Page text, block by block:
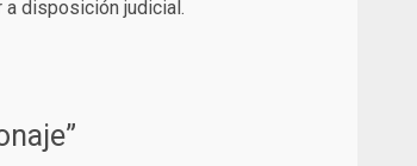
disposición judicial.